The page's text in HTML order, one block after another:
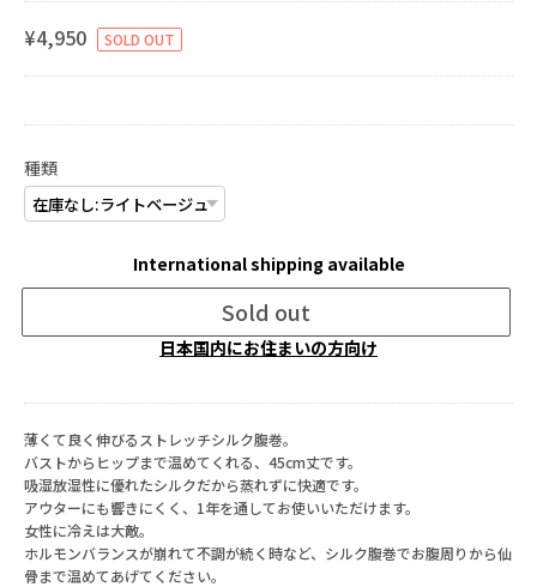
¥4,950 SOLD OUT
種類
International shipping available
Sold out
日本国内にお住まいの方向け
薄くて良く伸びるストレッチシルク腹巻。
バストからヒップまで温めてくれる、45cm丈です。
吸湿放湿性に優れたシルクだから蒸れずに快適です。
アウターにも響きにくく、1年を通してお使いいただけます。
女性に冷えは大敵。
ホルモンバランスが崩れて不調が続く時など、シルク腹巻でお腹周りから仙
骨まで温めてあげてください。